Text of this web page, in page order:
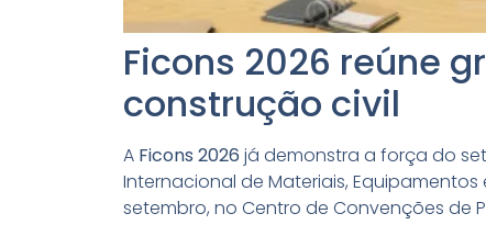
Ficons 2026 reúne
construção civil
A Ficons 2026 já demonstra a força do
Internacional de Materiais, Equipamentos
setembro, no Centro de Convenções de